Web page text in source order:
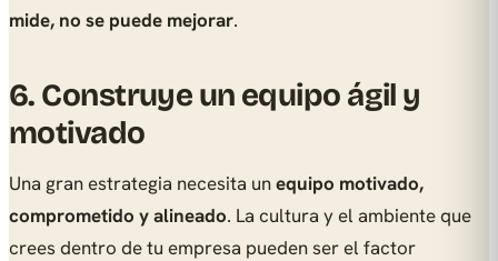
mide, no se puede mejorar.
6. Construye un equipo ágil y
motivado
Una gran estrategia necesita unequipo motivado,
comprometido y alineado. La cultura y el ambiente que
crees dentro de tu empresa pueden ser el factor